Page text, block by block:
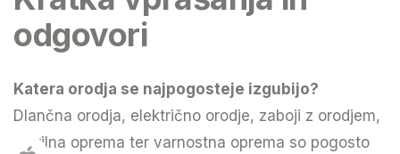
odgovori
Katera orodja se najpogosteje izgubijo?
Dlančna orodja, električno orodje, zaboji z orodjem,
merilna oprema ter varnostna oprema so pogosto